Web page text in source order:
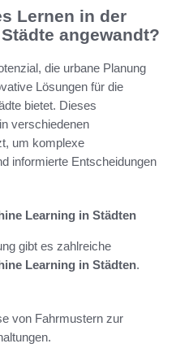
Lernen in der
angewandt?
die urbane Planung
Lösungen für die
bietet. Dieses
verschiedenen
um komplexe
informierte Entscheidungen
Learning in Städten
gibt es zahlreiche
Learning in Städten.
von Fahrmustern zur